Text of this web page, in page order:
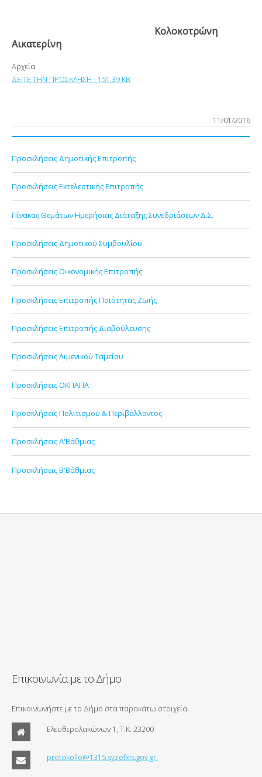
Κολοκοτρώνη
Αικατερίνη
Αρχεία
ΔΕΙΤΕ ΤΗΝ ΠΡΟΣΚΛΗΣΗ - 151.39 KB
11/01/2016
Προσκλήσεις Δημοτικής Επιτροπής
Προσκλήσεις Εκτελεστικής Επιτροπής
Πίνακας Θεμάτων Ημερήσιας Διάταξης Συνεδριάσεων Δ.Σ.
Προσκλήσεις Δημοτικού Συμβουλίου
Προσκλήσεις Οικονομικής Επιτροπής
Προσκλήσεις Επιτροπής Ποιότητας Ζωής
Προσκλήσεις Επιτροπής Διαβούλευσης
Προσκλήσεις Λιμενικού Ταμείου
Προσκλήσεις ΟΚΠΑΠΑ
Προσκλήσεις Πολιτισμού & Περιβάλλοντος
Προσκλήσεις Α'Βάθμιας
Προσκλήσεις Β'Βάθμιας
Επικοινωνία με το Δήμο
Επικοινωνήστε με το Δήμο στα παρακάτω στοιχεία
Ελευθερολακώνων 1, Τ.Κ. 23200
protokollo@1315.syzefxis.gov.gr.